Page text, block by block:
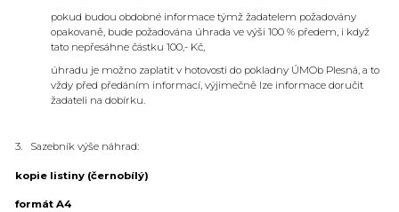
pokud budou obdobné informace týmž žadatelem požadovány
opakovaně, bude požadována úhrada ve výši 100 % předem, i když
tato nepřesáhne částku 100,- Kč,
úhradu je možno zaplatit v hotovosti do pokladny ÚMOb Plesná, a to
vždy před předáním informací, výjimečně lze informace doručit
žadateli na dobírku.
3. Sazebník výše náhrad:
kopie listiny (černobílý)
formát A4